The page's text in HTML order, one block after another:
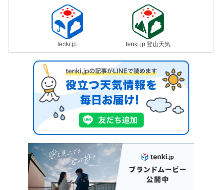
tenki.jp tenki.jp 登山天気